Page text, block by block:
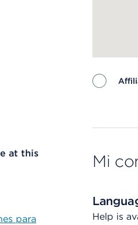
at this
para
Mi
Help is